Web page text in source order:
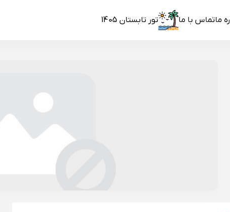
ماتماس با ما تور تابستان 1405